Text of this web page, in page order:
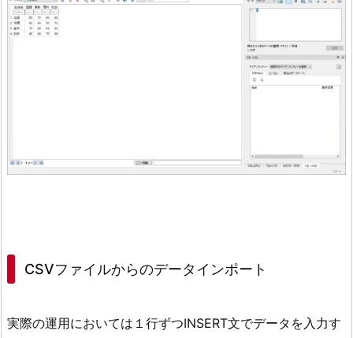
CSVファイルからのデータインポート
実際の運用においては１行ずつINSERT文でデータを入力す